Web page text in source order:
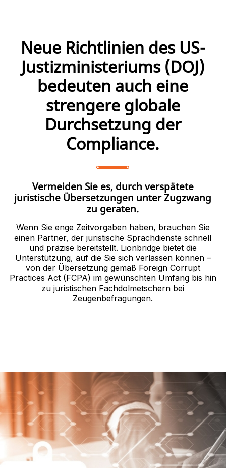
Neue Richtlinien des US-
Justizministeriums (DOJ)
bedeuten auch eine
strengere globale
Durchsetzung der
Compliance.
Vermeiden Sie es, durch verspätete
juristische Übersetzungen unter Zugzwang
zu geraten.
Wenn Sie enge Zeitvorgaben haben, brauchen Sie
einen Partner, der juristische Sprachdienste schnell
und präzise bereitstellt. Lionbridge bietet die
Unterstützung, auf die Sie sich verlassen können –
von der Übersetzung gemäß Foreign Corrupt
Practices Act (FCPA) im gewünschten Umfang bis hin
zu juristischen Fachdolmetschern bei
Zeugenbefragungen.